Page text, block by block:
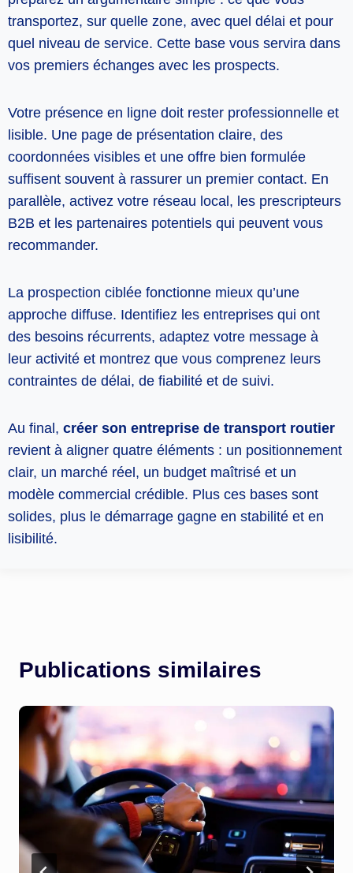
transportez, sur quelle zone, avec quel délai et pour
quel niveau de service. Cette base vous servira dans
vos premiers échanges avec les prospects.
Votre présence en ligne doit rester professionnelle et
lisible. Une page de présentation claire, des
coordonnées visibles et une offre bien formulée
suffisent souvent à rassurer un premier contact. En
parallèle, activez votre réseau local, les prescripteurs
B2B et les partenaires potentiels qui peuvent vous
recommander.
La prospection ciblée fonctionne mieux qu’une
approche diffuse. Identifiez les entreprises qui ont
des besoins récurrents, adaptez votre message à
leur activité et montrez que vous comprenez leurs
contraintes de délai, de fiabilité et de suivi.
Au final,créer son entreprise de transport routier
revient à aligner quatre éléments : un positionnement
clair, un marché réel, un budget maîtrisé et un
modèle commercial crédible. Plus ces bases sont
solides, plus le démarrage gagne en stabilité et en
lisibilité.
Publications similaires